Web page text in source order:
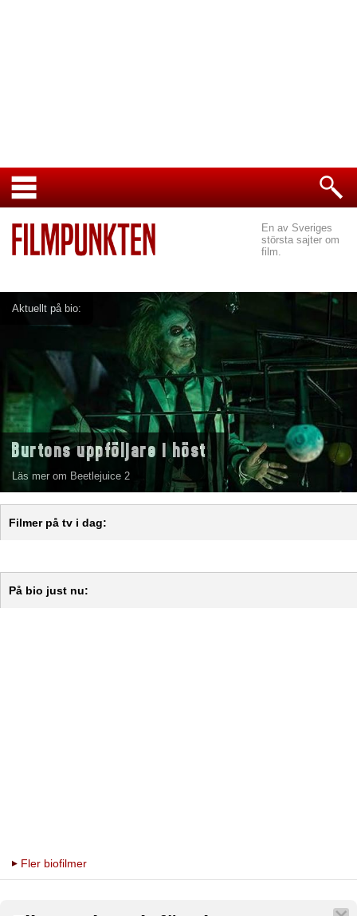
En av Sveriges
största sajter om
film.
Aktuellt på bio:
Burtons uppföljare i höst
Läs mer om Beetlejuice 2
Filmer på tv i dag:
På bio just nu:
Fler biofilmer